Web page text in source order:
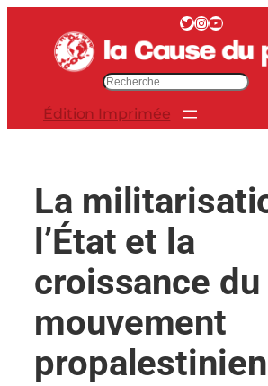
contenu
Twitter InstagramYouTube
r
Édition Imprimée
La
l’État et la
croissance du
mouvement
propalestinien